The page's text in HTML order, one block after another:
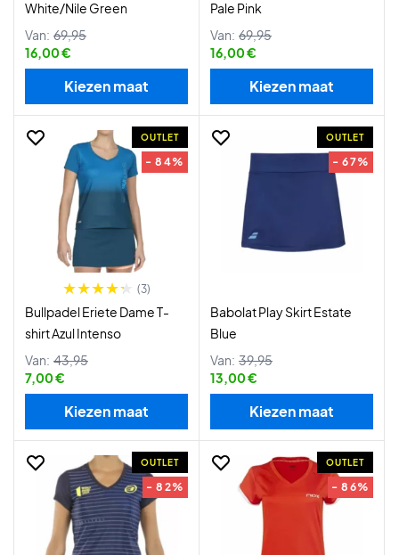
White/Nile Green
Van: 69,95
16,00 €
Kiezen maat
Pale Pink
Van: 69,95
16,00 €
Kiezen maat
OUTLET
- 84%
(3)
Bullpadel Eriete Dame T-
shirt Azul Intenso
Van: 43,95
7,00 €
Kiezen maat
OUTLET
- 67%
Babolat Play Skirt Estate
Blue
Van: 39,95
13,00 €
Kiezen maat
OUTLET
- 82%
OUTLET
- 86%